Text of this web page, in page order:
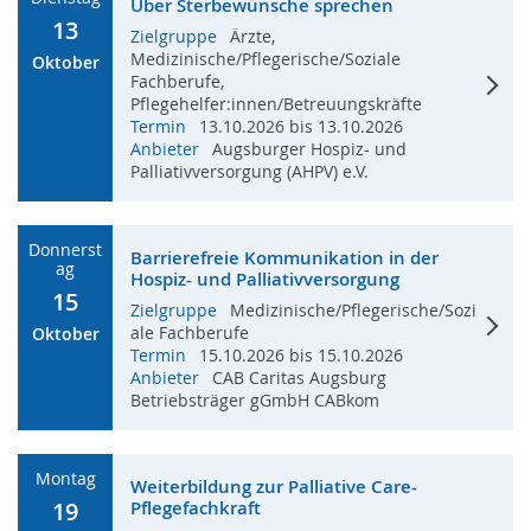
13
Oktober
Über Sterbewünsche sprechen
Zielgruppe Ärzte,
Medizinische/Pflegerische/Soziale
Fachberufe,
Pflegehelfer:innen/Betreuungskräfte
Termin
13.10.2026 bis 13.10.2026
Anbieter Augsburger Hospiz- und
Palliativversorgung (AHPV) e.V.
Donnerst
Ag
15
Oktober
Barrierefreie Kommunikation in der
Hospiz- und Palliativversorgung
Zielgruppe
Medizinische/Pflegerische/Sozi
ale Fachberufe
Termin
15.10.2026 bis 15.10.2026
Anbieter
CAB Caritas Augsburg
Betriebsträger gGmbH CABkom
Montag
19
Weiterbildung zur Palliative Care-
Pflegefachkraft